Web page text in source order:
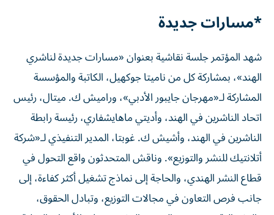
*مسارات جديدة
شهد المؤتمر جلسة نقاشية بعنوان «مسارات جديدة لناشري
الهند»، بمشاركة كل من ناميتا جوكهيل، الكاتبة والمؤسسة
المشاركة لـ«مهرجان جايبور الأدبي»، وراميش ك. ميتال، رئيس
اتحاد الناشرين في الهند، وأديتي ماهايشفاري، رئيسة رابطة
الناشرين في الهند، وأشيش ك. غوبتا، المدير التنفيذي لـ«شركة
أتلانتيك للنشر والتوزيع». وناقش المتحدثون واقع التحول في
قطاع النشر الهندي، والحاجة إلى نماذج تشغيل أكثر كفاءة، إلى
جانب فرص التعاون في مجالات التوزيع، وتبادل الحقوق،